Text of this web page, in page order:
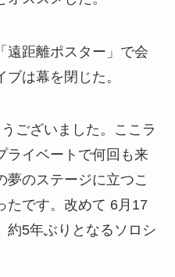
遠距離ポスター」で会
は幕を閉じた。
ございました。ここラ
ライベートで何回も来
夢のステージに立つこ
たです。改めて 6月17
約5年ぶりとなるソロシ